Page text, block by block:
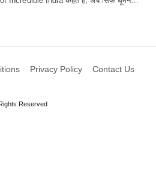
Privacy Policy Contact Us
Reserved